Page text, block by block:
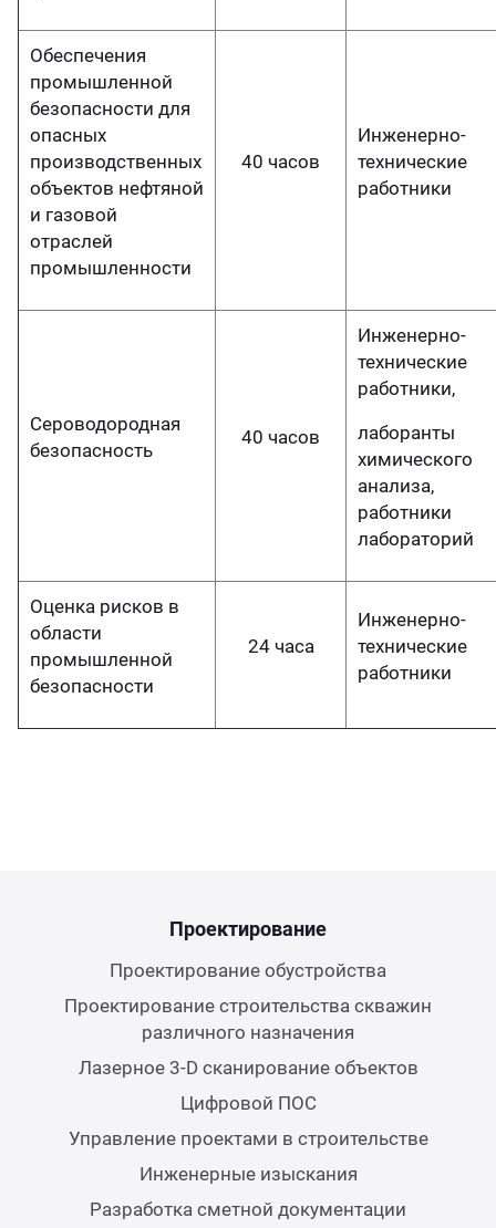
Обеспечения
промышленной
безопасности для
опасных
производственных
объектов нефтяной
и газовой
отраслей
промышленности
40 часов
Инженерно-
технические
работники
Сероводородная
безопасность
40 часов
Инженерно-
технические
работники,
лаборанты
химического
анализа,
работники
лабораторий
Оценка рисков в
области
промышленной
безопасности
24 часа
Инженерно-
технические
работники
Проектирование
Проектирование обустройства
Проектирование строительства скважин
различного назначения
Лазерное 3-D сканирование объектов
Цифровой ПОС
Управление проектами в строительстве
Инженерные изыскания
Разработка сметной документации